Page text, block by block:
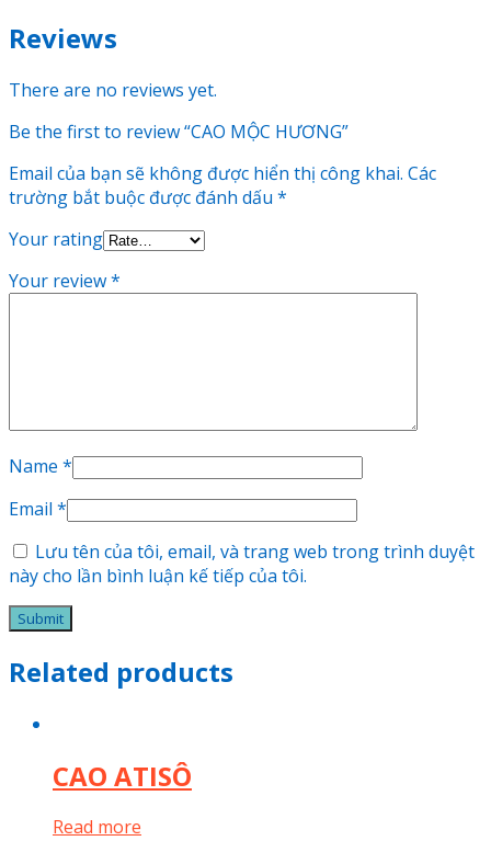
Reviews
There are no reviews yet.
Be the first to review “CAO MỘC HƯƠNG”
Email của bạn sẽ không được hiển thị công khai. Các
trường bắt buộc được đánh dấu *
Your rating
Your review*
Name *
Email *
Lưu tên của tôi, email, và trang web trong trình duyệt
này cho lần bình luận kế tiếp của tôi.
Related products
CAO ATISÔ
Read more